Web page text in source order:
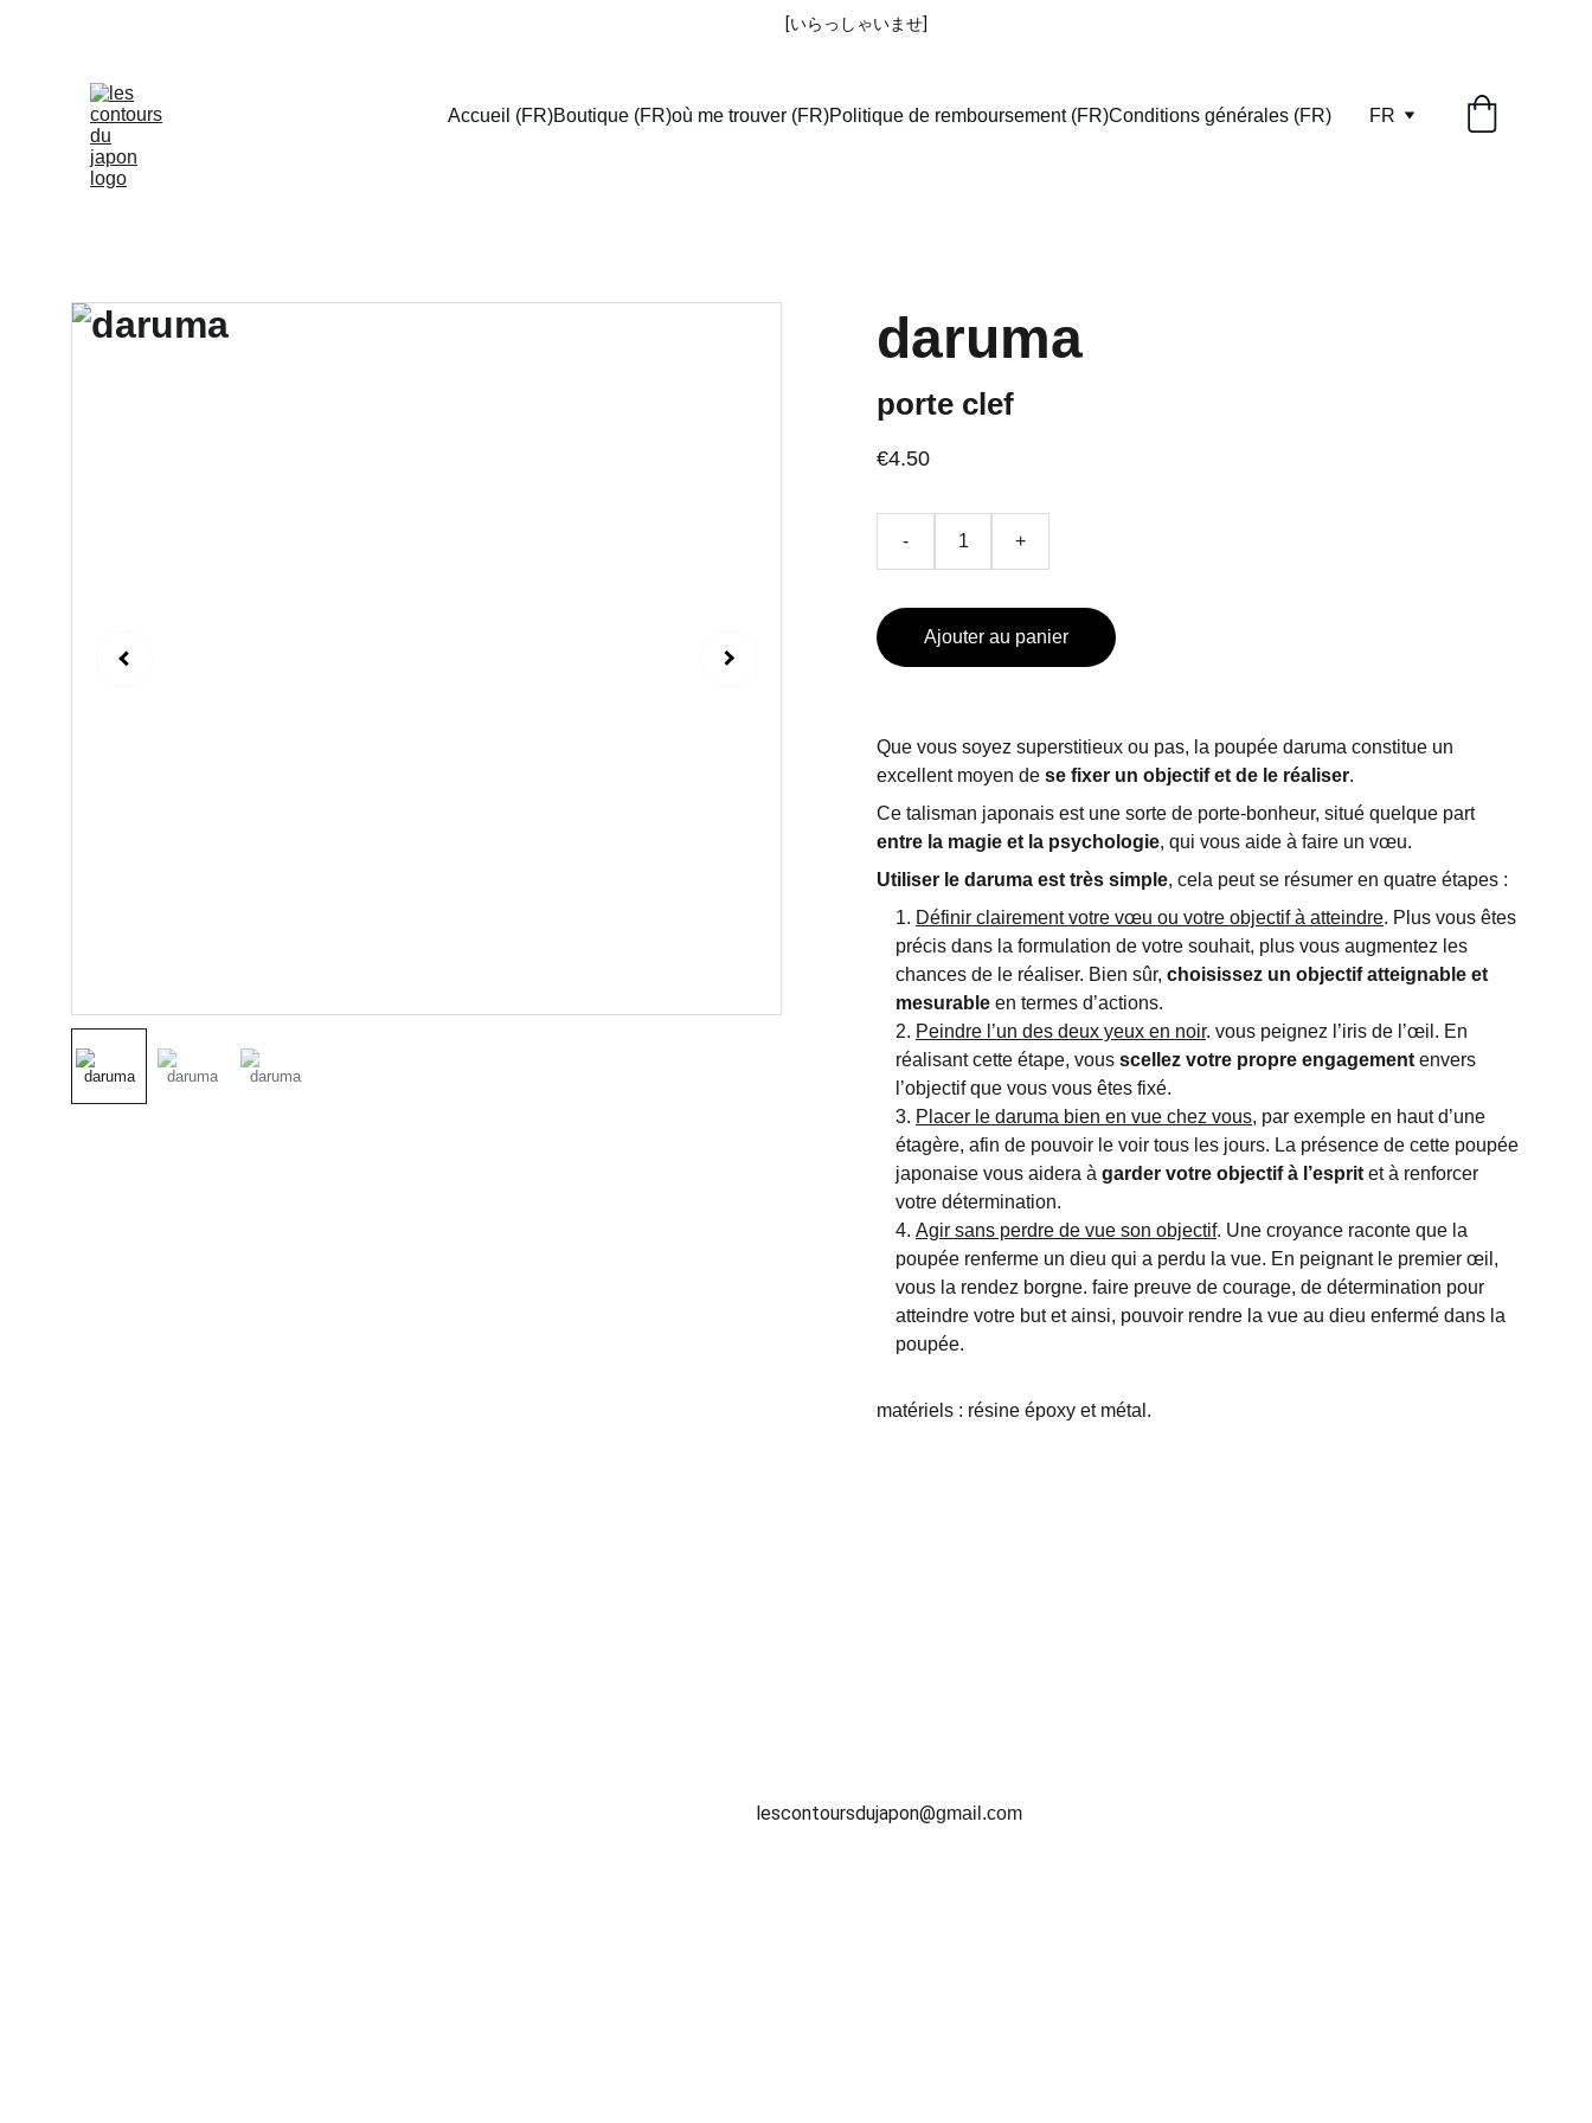
[いらっしゃいませ]
Accueil (FR)Boutique (FR)où me trouver (FR)Politique de remboursement (FR)Conditions générales (FR) FR
daruma
porte clef
€4.50
- +
Ajouter au panier
Que vous soyez superstitieux ou pas, la poupée daruma constitue un
excellent moyen de se fixer un objectif et de le réaliser.
Ce talisman japonais est une sorte de porte-bonheur, situé quelque part
entre la magie et la psychologie, qui vous aide à faire un vœu.
Utiliser le daruma est très simple, cela peut se résumer en quatre étapes :
Définir clairement votre vœu ou votre objectif à atteindre. Plus vous êtes
précis dans la formulation de votre souhait, plus vous augmentez les
chances de le réaliser. Bien sûr, choisissez un objectif atteignable et
mesurable en termes d’actions.
Peindre l’un des deux yeux en noir. vous peignez l’iris de l’œil. En
réalisant cette étape, vous scellez votre propre engagement envers
l’objectif que vous vous êtes fixé.
Placer le daruma bien en vue chez vous, par exemple en haut d’une
étagère, afin de pouvoir le voir tous les jours. La présence de cette poupée
japonaise vous aidera à garder votre objectif à l’esprit et à renforcer
votre détermination.
Agir sans perdre de vue son objectif. Une croyance raconte que la
poupée renferme un dieu qui a perdu la vue. En peignant le premier œil,
vous la rendez borgne. faire preuve de courage, de détermination pour
atteindre votre but et ainsi, pouvoir rendre la vue au dieu enfermé dans la
poupée.
matériels : résine époxy et métal.
lescontoursdujapon@gmail.com